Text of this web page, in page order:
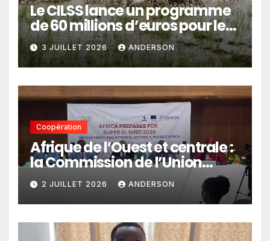
Le CILSS lance un programme
de 60 millions d’euros pour le
pastoralisme
3 JUILLET 2026 ANDERSON
Coopération
Afrique de l’Ouest et centrale :
la Commission de l’Union
africaine veut renforcer
l’intégration des services
climatiques dans les
politiques publiques
2 JUILLET 2026 ANDERSON